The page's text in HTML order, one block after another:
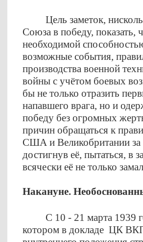
Цель заметок,
Союза в победу, показать,
необходимой
возможные события,
производства военной
войны с учётом боевых
бы не только отразить
напавшего врага, но и
победу без огромных
причин обращаться к
США и Великобритании
достигнув её, пытаться, в
всячески её не только
Накануне.
C 10 - 21 марта 1939
котором в докладе ЦК